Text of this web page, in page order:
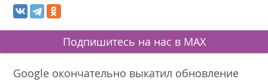
Подпишитесь на нас в MAX
Google окончательно выкатил обновление